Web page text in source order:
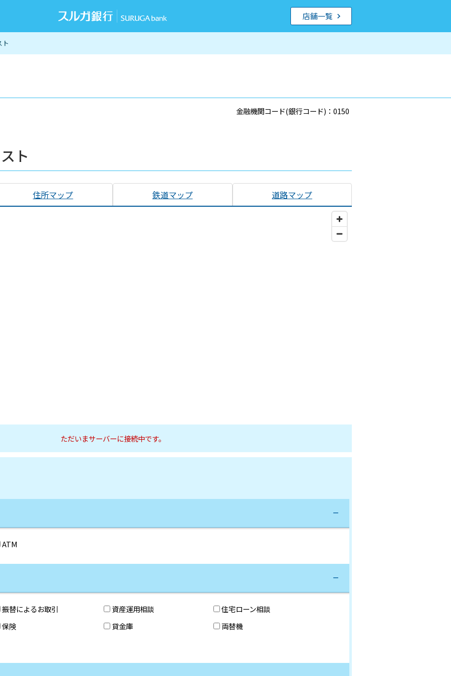
ト
店舗一覧
金融機関コード(銀行コード)：0150
ト
住所マップ 鉄道マップ 道路マップ
ただいまサーバーに接続中です。
ATM
振替によるお取引 資産運用相談
住宅ローン相談
保険 貸金庫
両替機